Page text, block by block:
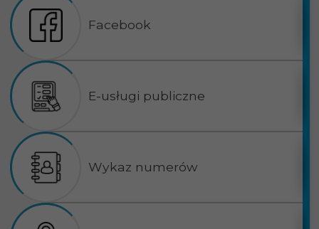
Facebook
E-usługi publiczne
Wykaz numerów